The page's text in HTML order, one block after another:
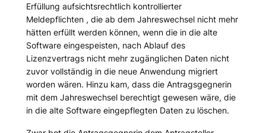
Erfüllung aufsichtsrechtlich kontrollierter
Meldepflichten , die ab dem Jahreswechsel nicht mehr
hätten erfüllt werden können, wenn die in die alte
Software eingespeisten, nach Ablauf des
Lizenzvertrags nicht mehr zugänglichen Daten nicht
zuvor vollständig in die neue Anwendung migriert
worden wären. Hinzu kam, dass die Antragsgegnerin
mit dem Jahreswechsel berechtigt gewesen wäre, die
in die alte Software eingepflegten Daten zu löschen.